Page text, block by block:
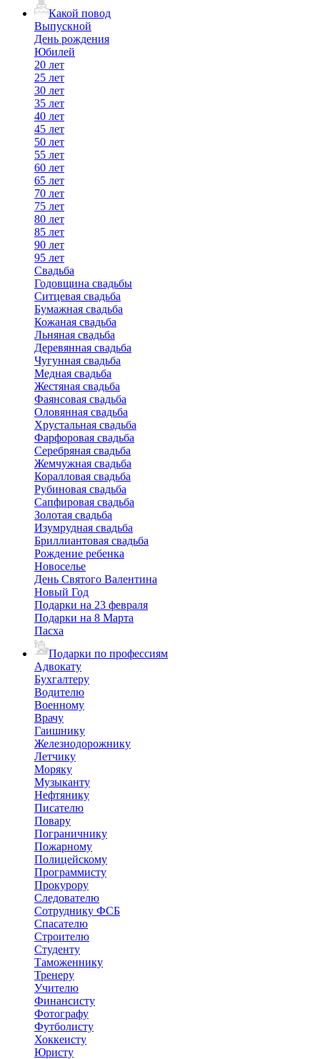
Какой повод
Выпускной
День рождения
Юбилей
20 лет
25 лет
30 лет
35 лет
40 лет
45 лет
50 лет
55 лет
60 лет
65 лет
70 лет
75 лет
80 лет
85 лет
90 лет
95 лет
Свадьба
Годовщина свадьбы
Ситцевая свадьба
Бумажная свадьба
Кожаная свадьба
Льняная свадьба
Деревянная свадьба
Чугунная свадьба
Медная свадьба
Жестяная свадьба
Фаянсовая свадьба
Оловянная свадьба
Хрустальная свадьба
Фарфоровая свадьба
Серебряная свадьба
Жемчужная свадьба
Коралловая свадьба
Рубиновая свадьба
Сапфировая свадьба
Золотая свадьба
Изумрудная свадьба
Бриллиантовая свадьба
Рождение ребенка
Новоселье
День Святого Валентина
Новый Год
Подарки на 23 февраля
Подарки на 8 Марта
Пасха
Подарки по профессиям
Адвокату
Бухгалтеру
Водителю
Военному
Врачу
Гаишнику
Железнодорожнику
Летчику
Моряку
Музыканту
Нефтянику
Писателю
Повару
Пограничнику
Пожарному
Полицейскому
Программисту
Прокурору
Следователю
Сотруднику ФСБ
Спасателю
Строителю
Студенту
Таможеннику
Тренеру
Учителю
Финансисту
Фотографу
Футболисту
Хоккеисту
Юристу